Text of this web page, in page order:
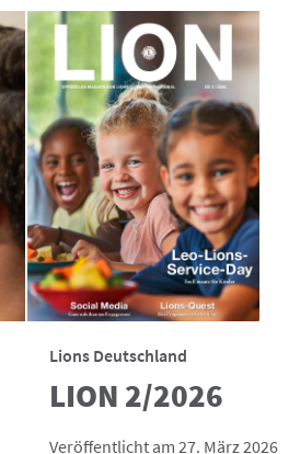
Lions Deutschland
LION 2/2026
Veröffentlicht am 27. März 2026